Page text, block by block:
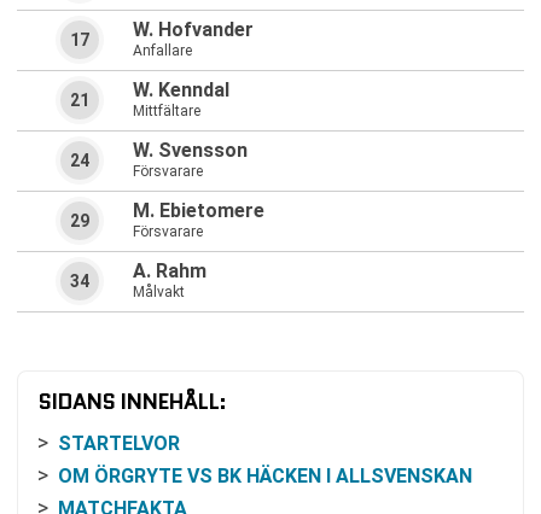
W. Hofvander
Anfallare
17
W. Kenndal
Mittfältare
21
W. Svensson
Försvarare
24
M. Ebietomere
Försvarare
29
A. Rahm
Målvakt
34
SIDANS INNEHÅLL:
STARTELVOR
OM ÖRGRYTE VS BK HÄCKEN I ALLSVENSKAN
MATCHFAKTA